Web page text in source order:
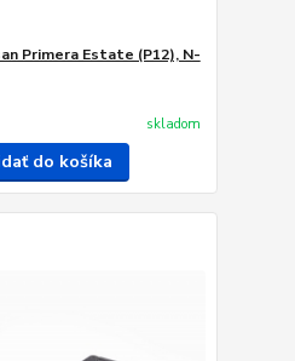
Primera Estate (P12), N-
skladom
do košíka